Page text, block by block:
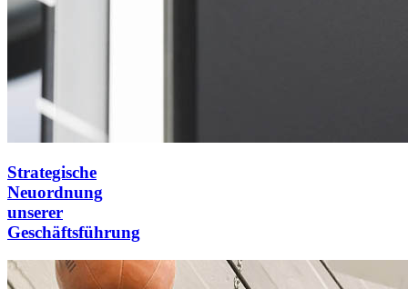
Strategische
Neuordnung
unserer
Geschäftsführung